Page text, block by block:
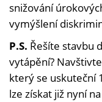
snižování
vymýšlení
P.S. Řešíte stavbu
vytápění?
který se uskuteční
lze získat již nyní na